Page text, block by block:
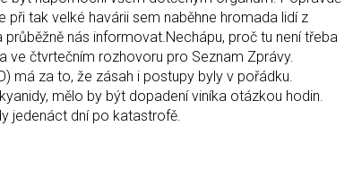
tak velké havárii sem naběhne hromada lidí z
nás informovat.Nechápu, proč tu není třeba
ve čtvrtečním rozhovoru pro Seznam Zprávy.
má za to, že zásah i postupy byly v pořádku.
mělo by být dopadení viníka otázkou hodin.
jedenáct dní po katastrofě.